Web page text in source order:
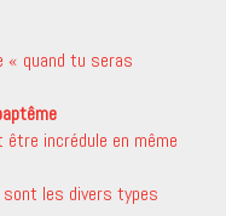
« quand tu seras
incrédule en même
sont les divers types